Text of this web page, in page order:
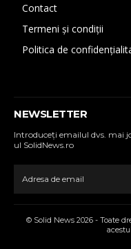
Contact
Termeni și condiții
Politica de
NEWSLETTER
Introduceţi emailul dvs. mai
ul SolidNews.ro
© Solid News 2026 - Toate